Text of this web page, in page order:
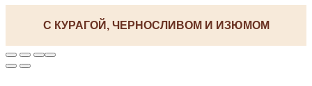
С КУРАГОЙ, ЧЕРНОСЛИВОМ И ИЗЮМОМ